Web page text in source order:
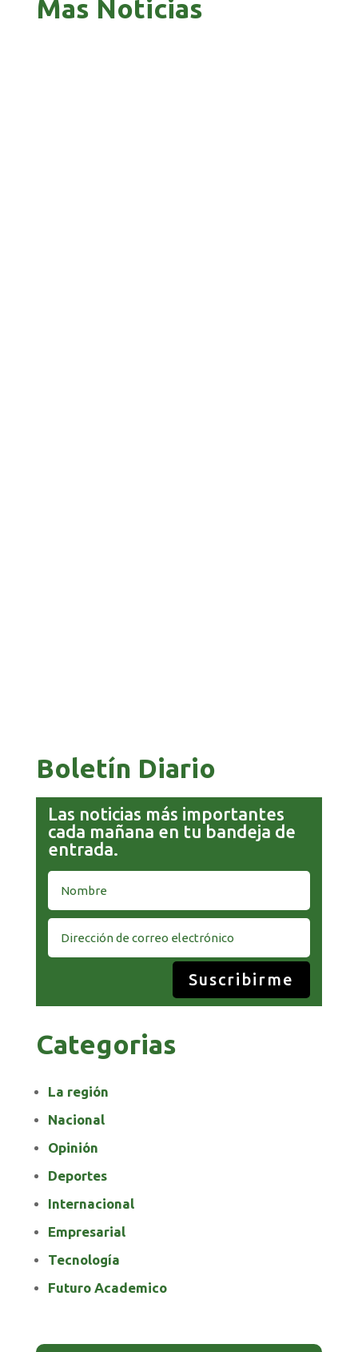
Mas Noticias
Boletín Diario
Las noticias más importantes
cada mañana en tu bandeja de
entrada.
Suscribirme
Categorias
La región
Nacional
Opinión
Deportes
Internacional
Empresarial
Tecnología
Futuro Academico